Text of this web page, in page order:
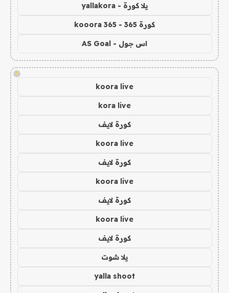
يلا كورة - yallakora
كورة 365 - kooora 365
اس جول - AS Goal
!
koora live
kora live
كورة لايف
koora live
كورة لايف
koora live
كورة لايف
koora live
كورة لايف
يلا شوت
yalla shoot